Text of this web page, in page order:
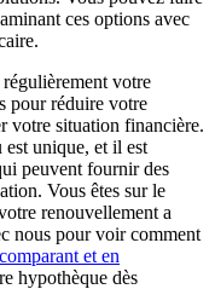
ces options avec
votre
pour réduire votre
votre situation financière.
unique, et il est
peuvent fournir des
Vous êtes sur le
renouvellement a
nous pour voir comment
comparant et en
hypothèque dès